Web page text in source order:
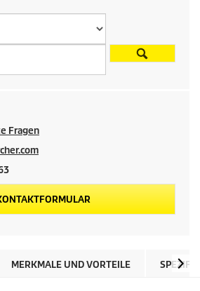
Fragen
MERKMALE UND VORTEILE